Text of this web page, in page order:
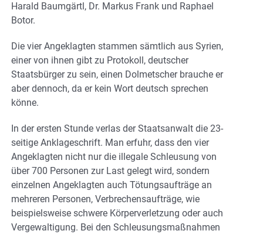
Harald Baumgärtl, Dr. Markus Frank und Raphael
Botor.
Die vier Angeklagten stammen sämtlich aus Syrien,
einer von ihnen gibt zu Protokoll, deutscher
Staatsbürger zu sein, einen Dolmetscher brauche er
aber dennoch, da er kein Wort deutsch sprechen
könne.
In der ersten Stunde verlas der Staatsanwalt die 23-
seitige Anklageschrift. Man erfuhr, dass den vier
Angeklagten nicht nur die illegale Schleusung von
über 700 Personen zur Last gelegt wird, sondern
einzelnen Angeklagten auch Tötungsaufträge an
mehreren Personen, Verbrechensaufträge, wie
beispielsweise schwere Körperverletzung oder auch
Vergewaltigung. Bei den Schleusungsmaßnahmen